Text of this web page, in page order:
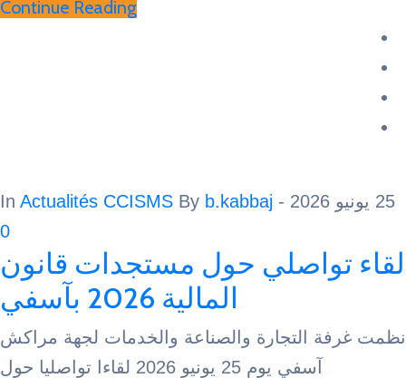
Continue Reading
- In
Actualités CCISMS By b.kabbaj
حول مستجدات قانون
المالية 2026 بآسفي
التجارة والصناعة والخدمات لجهة مراكش
آسفي يوم 25 يونيو 2026 لقاءا تواصليا حول